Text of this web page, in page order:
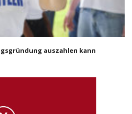
auszahlen kann